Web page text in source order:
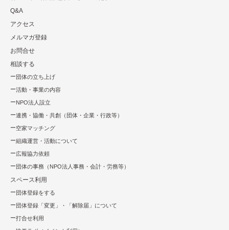
Q&A
アクセス
メルマガ登録
お問合せ
相談する
団体の立ち上げ
活動・事業の内容
NPO法⼈設⽴
連携・協働・共創（団体・企業・⾏政等）
空家マッチング
組織運営・活動について
広報協⼒依頼
団体の事務（NPO法人事務・会計・労務等）
スペース利用
団体登録をする
団体登録「変更」・「解除届」について
打合せ利用